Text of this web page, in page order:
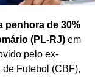
penhora de 30%
(PL-RJ)em
pelo ex-
Futebol (CBF),